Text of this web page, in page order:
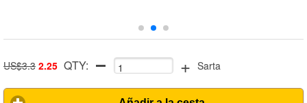
US$3.3 2.25 QTY: + Sarta